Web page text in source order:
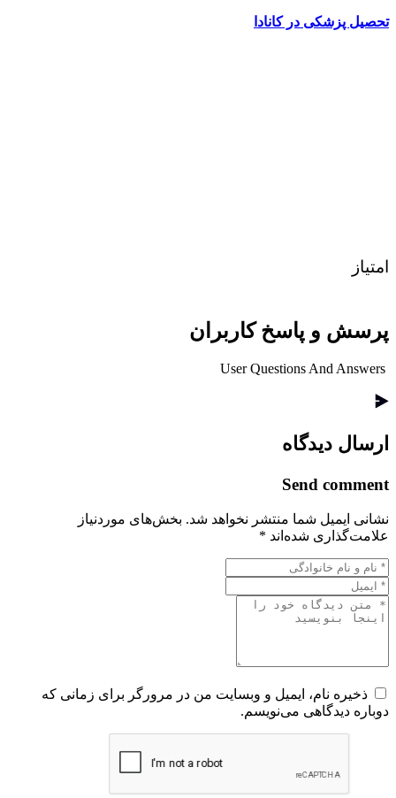
تحصیل پزشکی در کانادا
امتیاز
پرسش و پاسخ کاربران
ارسال دیدگاه
Send comment
نشانی ایمیل شما منتشر نخواهد شد. بخش‌های موردنیاز
علامت‌گذاری شده‌اند *
ذخیره نام، ایمیل و وبسایت من در مرورگر برای زمانی که
دوباره دیدگاهی می‌نویسم.